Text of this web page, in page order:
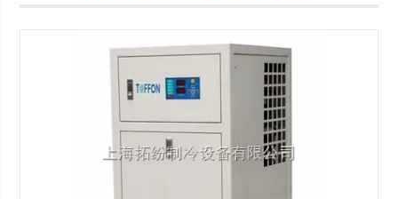
机上海工业冷水机组齐全可定制